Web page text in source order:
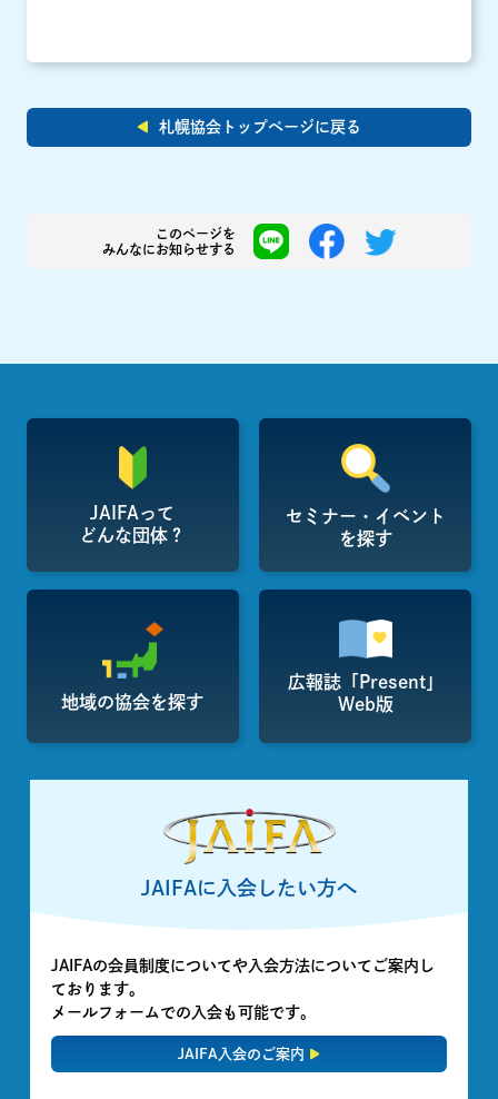
札幌協会トップページに戻る
このページを
みんなにお知らせする
JAIFAって
どんな団体？
セミナー・イベント
を探す
地域の協会を探す
広報誌「Present」
Web版
JAIFAに入会したい方へ
JAIFAの会員制度についてや入会方法についてご案内し
ております。
メールフォームでの入会も可能です。
JAIFA入会のご案内